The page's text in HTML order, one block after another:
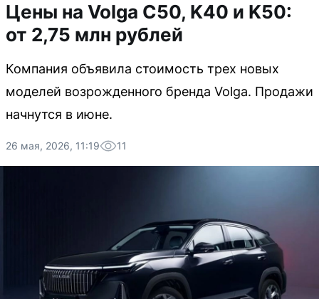
Цены на Volga C50, K40 и K50:
от 2,75 млн рублей
Компания объявила стоимость трех новых
моделей возрожденного бренда Volga. Продажи
начнутся в июне.
26 мая, 2026, 11:19 11